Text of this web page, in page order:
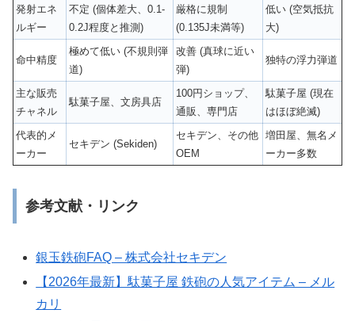
発射エネ
ルギー
不定 (個体差大、0.1-
0.2J程度と推測)
厳格に規制
(0.135J未満等)
低い (空気抵抗
大)
命中精度
極めて低い (不規則弾
道)
改善 (真球に近い
弾)
独特の浮力弾道
主な販売
チャネル
駄菓子屋、文房具店
100円ショップ、
通販、専門店
駄菓子屋 (現在
はほぼ絶滅)
代表的メ
ーカー
セキデン (Sekiden)
セキデン、その他
OEM
増田屋、無名メ
ーカー多数
参考文献・リンク
銀玉鉄砲FAQ – 株式会社セキデン
【2026年最新】駄菓子屋 鉄砲の人気アイテム – メル
カリ